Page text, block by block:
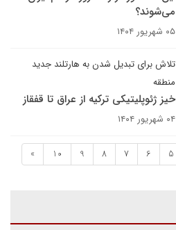
می‌شوند؟
۰۵ شهریور ۱۴۰۴
تلاش برای تبدیل شدن به هارتلند جدید
منطقه
خیز ژئوپلیتیکی ترکیه از عراق تا قفقاز
۰۴ شهریور ۱۴۰۴
5
6
7
8
9
10
»